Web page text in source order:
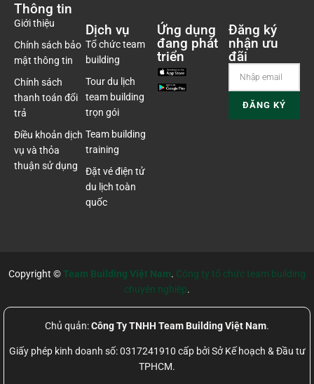
Thông tin
Giới thiệu
Chính sách bảo
mật thông tin
Chính sách
thanh toán đổi
trả
Điều khoản dịch
vụ và thỏa
thuận sử dụng
Dịch vụ
Tổ chức team
building
Tour du lịch
team building
trọn gói
Team building
training
Đặt vé điện tử
du lịch toàn
quốc
Ứng dụng
đang phát
triển
Đăng ký
nhận ưu
đãi
Copyright ©Team Building Việt Nam. Công ty tổ chức team building
chuyên nghiệp.
Chủ quản:Công Ty TNHH Team Building Việt Nam.
Giấy phép kinh doanh số: 0317241910 cấp bởi Sở Kế hoạch & Đầu tư
TPHCM.